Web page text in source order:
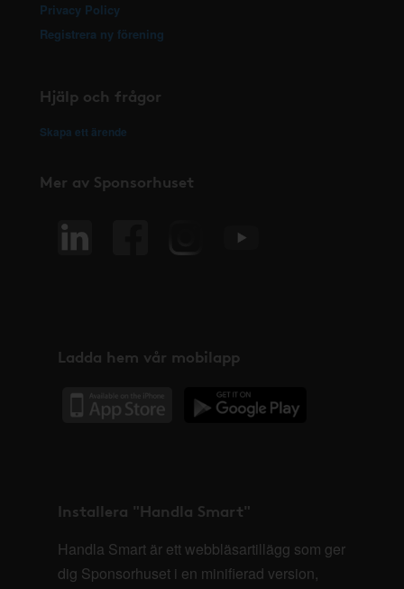
Privacy Policy
Registrera ny förening
Hjälp och frågor
Skapa ett ärende
Mer av Sponsorhuset
Ladda hem vår mobilapp
Installera "Handla Smart"
Handla Smart är ett webbläsartillägg som ger
dig Sponsorhuset i en minifierad version,